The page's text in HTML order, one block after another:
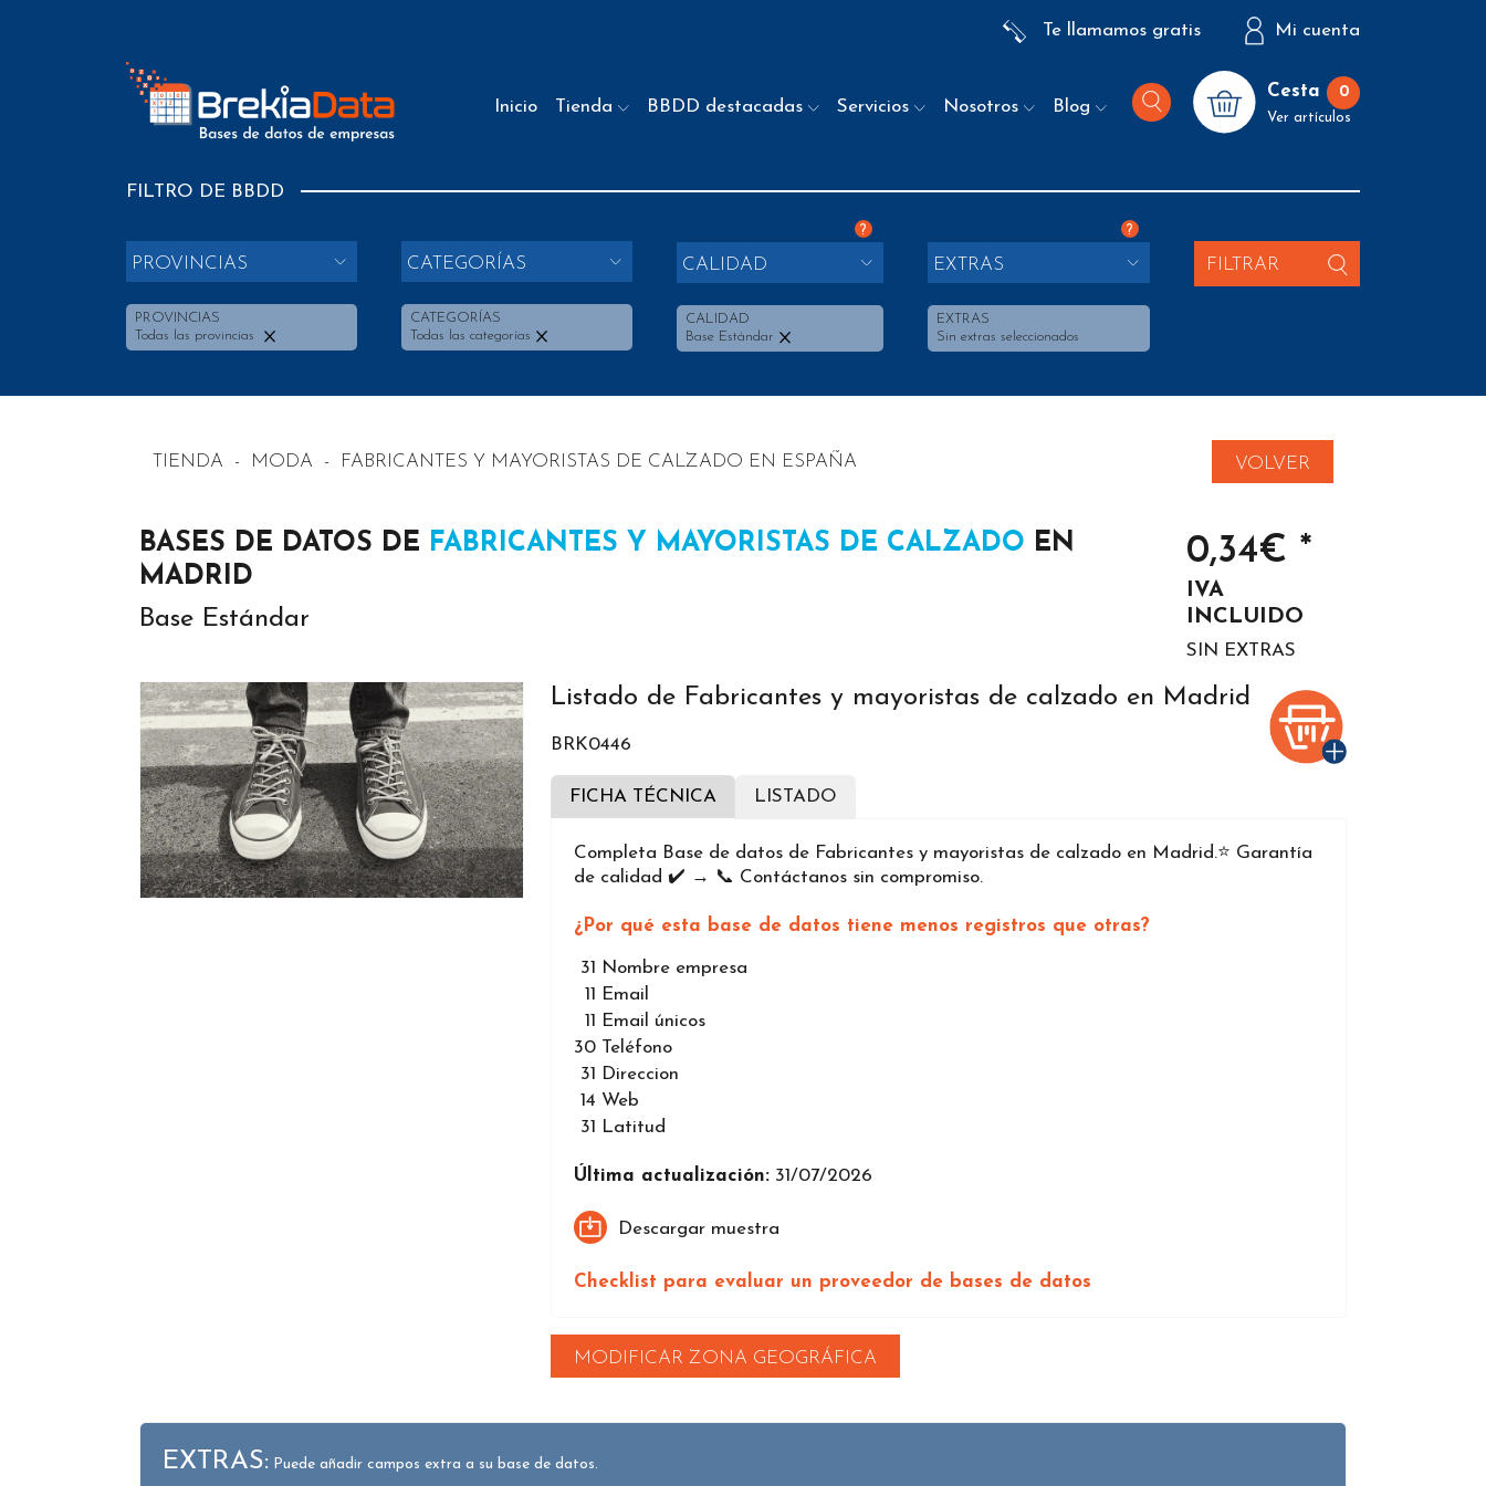
Te llamamos gratis Mi cuenta
Inicio Tienda BBDD destacadas Servicios Nosotros Blog
Cesta 0
Ver artículos
FILTRO DE BBDD
PROVINCIAS
PROVINCIAS
Todas las provincias
CATEGORÍAS
CATEGORÍAS
Todas las categorías
?
CALIDAD
CALIDAD
Base Estándar
?
EXTRAS
EXTRAS
Sin extras seleccionados
FILTRAR
TIENDA - MODA - FABRICANTES Y MAYORISTAS DE CALZADO EN ESPAÑA VOLVER
BASES DE DATOS DE FABRICANTES Y MAYORISTAS DE CALZADO EN
MADRID
Base Estándar
0,34€ *
IVA
INCLUIDO
SIN EXTRAS
Listado de Fabricantes y mayoristas de calzado en Madrid
BRK0446
FICHA TÉCNICA LISTADO
Completa Base de datos de Fabricantes y mayoristas de calzado en Madrid.⭐️ Garantía
de calidad ✔️ → 📞 Contáctanos sin compromiso.
¿Por qué esta base de datos tiene menos registros que otras?
31
Nombre empresa
11
Email
11
Email únicos
30 Teléfono
31
Direccion
14 Web
31
Latitud
Última actualización: 31/07/2026
Descargar muestra
Checklist para evaluar un proveedor de bases de datos
MODIFICAR ZONA GEOGRÁFICA
EXTRAS: Puede añadir campos extra a su base de datos.